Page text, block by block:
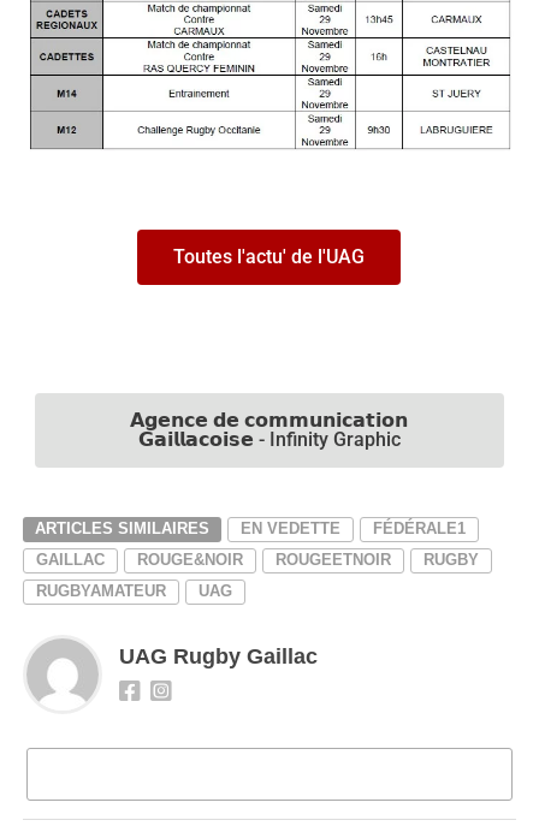
Toutes l'actu' de l'UAG
𝗔𝗴𝗲𝗻𝗰𝗲 𝗱𝗲 𝗰𝗼𝗺𝗺𝘂𝗻𝗶𝗰𝗮𝘁𝗶𝗼𝗻
𝗚𝗮𝗶𝗹𝗹𝗮𝗰𝗼𝗶𝘀𝗲 - Infinity Graphic
ARTICLES SIMILAIRES EN VEDETTE
FÉDÉRALE1
GAILLAC
ROUGE&NOIR ROUGEETNOIR
RUGBY
RUGBYAMATEUR
UAG
UAG Rugby Gaillac